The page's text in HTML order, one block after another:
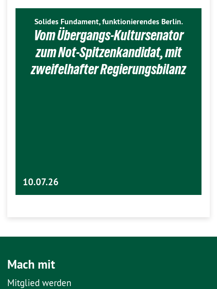
Solides Fundament, funktionierendes Berlin.
Vom Übergangs-Kultursenator
zum Not-Spitzenkandidat, mit
zweifelhafter Regierungsbilanz
10.07.26
Mach mit
Mitglied werden